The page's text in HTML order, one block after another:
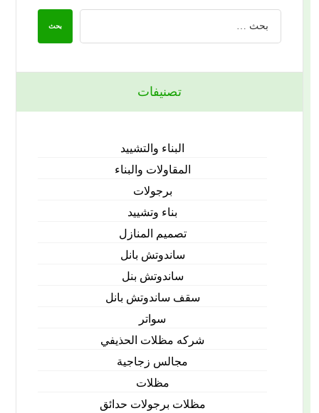
تصنيفات
البناء والتشييد
المقاولات والبناء
برجولات
بناء وتشييد
تصميم المنازل
ساندوتش بانل
ساندوتش بنل
سقف ساندوتش بانل
سواتر
شركه مظلات الحذيفي
مجالس زجاجية
مظلات
مظلات برجولات حدائق